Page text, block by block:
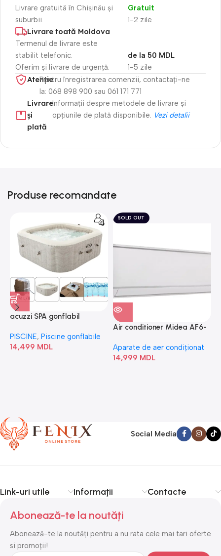
Livrare gratuită în Chișinău și
suburbii.
1-2 zile
Gratuit
Livrare toată Moldova
Termenul de livrare este
stabilit telefonic.
Oferim și livrare de urgență.
1-5 zile
de la 50 MDL
Atenție​Pentru înregistrarea comenzii, contactați-ne
la: 068 898 900 sau 061 171 771
Livrare
și
plată
Informații despre metodele de livrare și
opțiunile de plată disponibile. Vezi detalii
Produse recomandate
acuzzi SPA gonflabil
Bubble” 28446
PISCINE, Piscine gonflabile
14,499 MDL
SOLD OUT
Air conditioner Midea AF6-
Aparate de aer condiționat
14,999 MDL
Social Media
Link-uri utile Informații Contacte
Abonează-te la noutăți
Abonează-te la noutăți pentru a nu rata cele mai tari oferte
si promoții!